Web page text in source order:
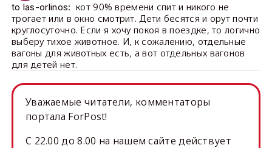
to las-orlinos: кот 90% времени спит и никого не
трогает или в окно смотрит. Дети бесятся и орут почти
круглосуточно. Если я хочу покоя в поездке, то логично
выберу тихое животное. И, к сожалению, отдельные
вагоны для животных есть, а вот отдельных вагонов
для детей нет.
Уважаемые читатели, комментаторы
портала ForPost!
C 22.00 до 8.00 на нашем сайте действует